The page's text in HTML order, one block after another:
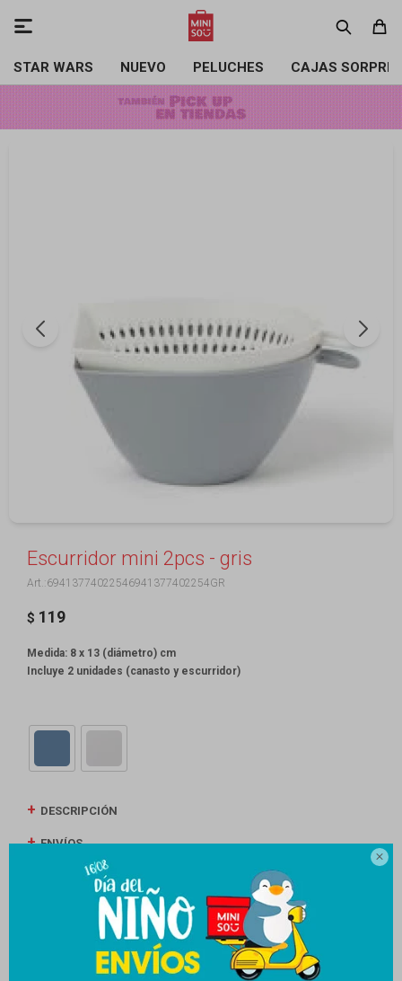

STAR WARS NUEVO PELUCHES CAJAS

Escurridor mini 2pcs - gris
69413774022546941377402254GR
$ 119
Medida: 8 x 13 (diámetro) cm
Incluye 2 unidades (canasto y escurridor)
DESCRIPCIÓN
ENVÍOS
CAMBIOS Y DEVOLUCIONES
MEDIOS DE PAGO